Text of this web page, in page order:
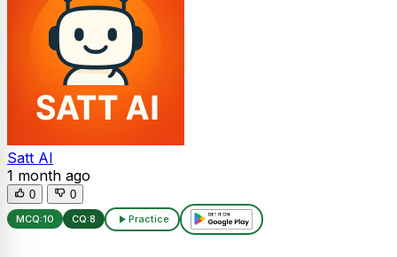
Satt AI
1 month ago
0 0
MCQ:10 CQ:8 Practice